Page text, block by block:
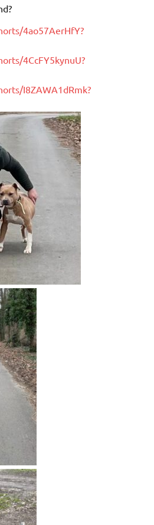
4ao57AerHfY?
4CcFY5kynuU?
I8ZAWA1dRmk?